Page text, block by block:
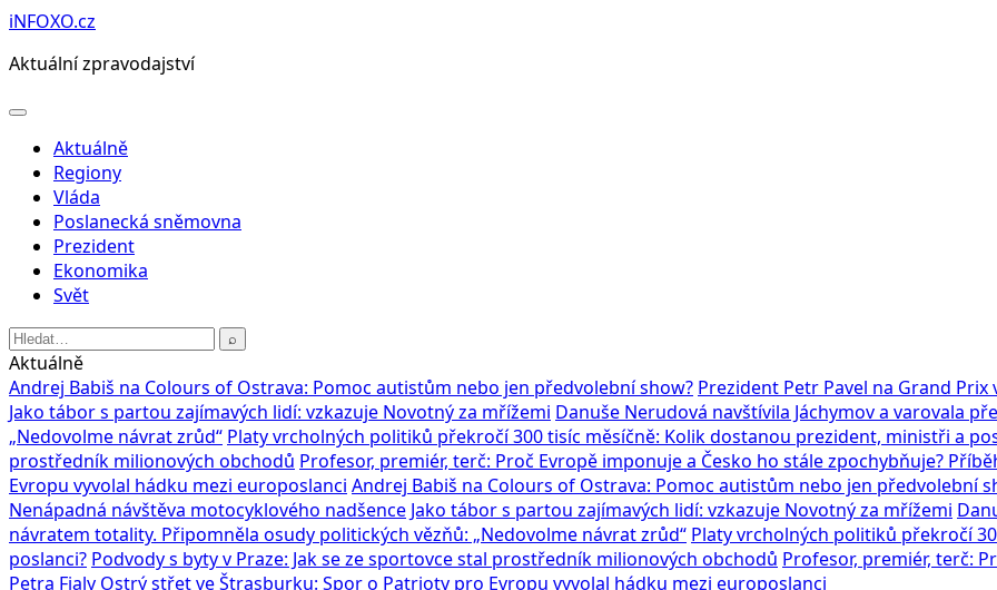
Přeskočit
obsah
iNFOXO.cz
Aktuální zpravodajství
Otevřít
Aktuálně
Regiony
Vláda
Poslanecká sněmovna
Prezident
Ekonomika
Svět
Hledat:
⌕
Aktuálně
Andrej Babiš na Colours of Ostrava: Pomoc autistům nebo jen předvolební show? Prezident Petr Pavel na Grand
Jako tábor s partou zajímavých lidí: vzkazuje Novotný za mřížemi Danuše Nerudová navštívila Jáchymov a varovala
„Nedovolme návrat zrůd“ Platy vrcholných politiků překročí 300 tisíc měsíčně: Kolik dostanou prezident, ministři a
prostředník milionových obchodů Profesor, premiér, terč: Proč Evropě imponuje a Česko ho stále zpochybňuje?
Evropu vyvolal hádku mezi europoslanci Andrej Babiš na Colours of Ostrava: Pomoc autistům nebo jen předvolební
Nenápadná návštěva motocyklového nadšence Jako tábor s partou zajímavých lidí: vzkazuje Novotný za mřížemi
návratem totality. Připomněla osudy politických vězňů: „Nedovolme návrat zrůd“ Platy vrcholných politiků překročí
poslanci? Podvody s byty v Praze: Jak se ze sportovce stal prostředník milionových obchodů Profesor, premiér, terč:
Petra Fialy Ostrý střet ve Štrasburku: Spor o Patrioty pro Evropu vyvolal hádku mezi europoslanci